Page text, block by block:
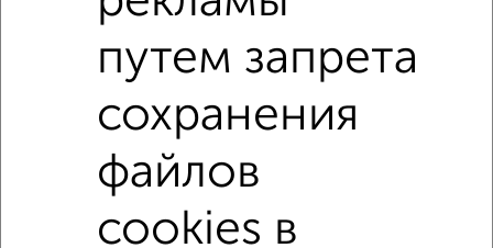
с балконом c большой кухней
с центральным отоплением Вторичное жилье
Цена до 3 500 000 руб. площадью до 40 м²
С бытовой техникой С большой лоджией
путем запрета
сохранения
файлов
cookies в